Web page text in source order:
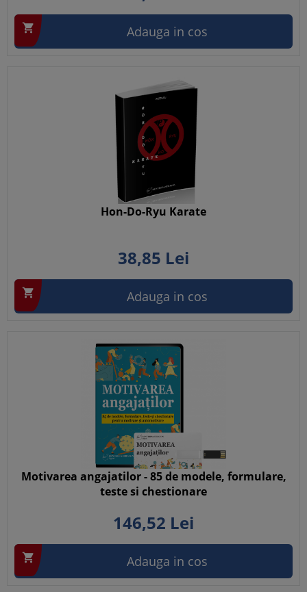
 Adauga in cos
Hon-Do-Ryu Karate
38,85 Lei
 Adauga in cos
Motivarea angajatilor - 85 de modele, formulare,
teste si chestionare
146,52 Lei
 Adauga in cos